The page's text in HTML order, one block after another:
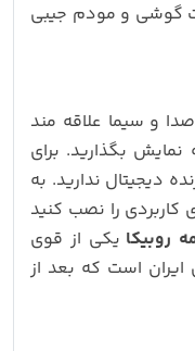
گوشی و مودم جیبی
و سیما علاقه مند
بگذارید. برای
دیجیتال ندارید. به
کاربردی را نصب کنید
روبیکا یکی از قوی
ایران است که بعد از